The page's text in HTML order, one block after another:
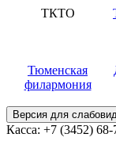
ТКТО
Тюменская
филармония
Версия для
Касса: +7 (3452) 68-